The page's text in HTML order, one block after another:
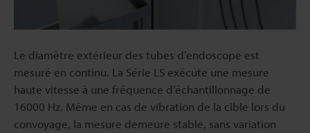
Le diamètre extérieur des tubes d’endoscope est
mesuré en continu. La Série LS exécute une mesure
haute vitesse à une fréquence d’échantillonnage de
16000 Hz. Même en cas de vibration de la cible lors du
convoyage, la mesure demeure stable, sans variation